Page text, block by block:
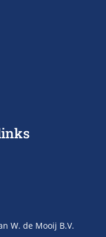
W. de Mooij B.V.